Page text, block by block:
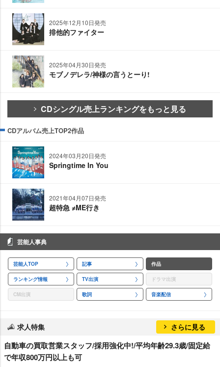
2025年12月10日発売
排他的ファイター
2025年04月30日発売
モブノデレラ/神様の言うとーり!
CDシングル売上ランキングをもっと見る
CDアルバム売上TOP2作品
2024年03月20日発売
Springtime In You
2021年04月07日発売
超特急 ≠ME行き
芸能人事典
芸能人TOP 記事 作品
ランキング情報 TV出演 ドラマ出演
CM出演 歌詞 音楽配信
求人特集 さらに見る
自動車の買取営業スタッフ/採用強化中!/平均年齢29.3歳/固定給
で年収800万円以上も可